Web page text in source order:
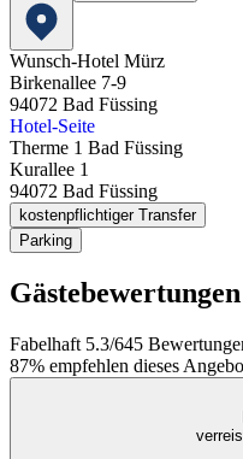
Wunsch-Hotel Mürz
Birkenallee 7-9
94072 Bad Füssing
Hotel-Seite
Therme 1 Bad Füssing
Kurallee 1
94072 Bad Füssing
kostenpflichtiger Transfer
Parking
Gästebewertungen
Fabelhaft 5.3/645
87% empfehlen dieses